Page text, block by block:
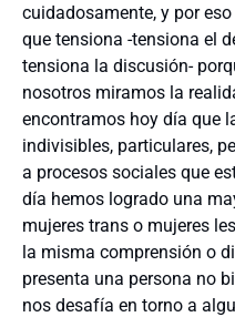
cuidadosamente, y por
que tensiona -tensiona el
tensiona la discusión-
nosotros miramos la
encontramos hoy día que
indivisibles, particulares,
a procesos sociales que
día hemos logrado una
mujeres trans o mujeres
la misma comprensión o
presenta una persona no
nos desafía en torno a